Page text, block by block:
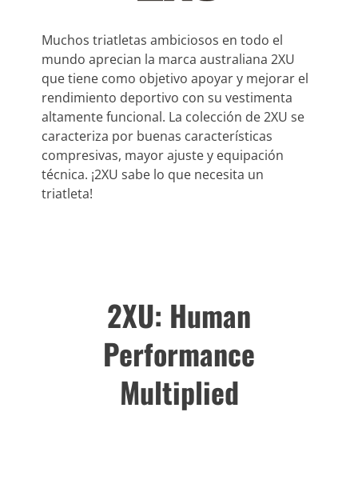
Muchos triatletas ambiciosos en todo el
mundo aprecian la marca australiana 2XU
que tiene como objetivo apoyar y mejorar el
rendimiento deportivo con su vestimenta
altamente funcional. La colección de 2XU se
caracteriza por buenas características
compresivas, mayor ajuste y equipación
técnica. ¡2XU sabe lo que necesita un
triatleta!
2XU: Human
Performance
Multiplied